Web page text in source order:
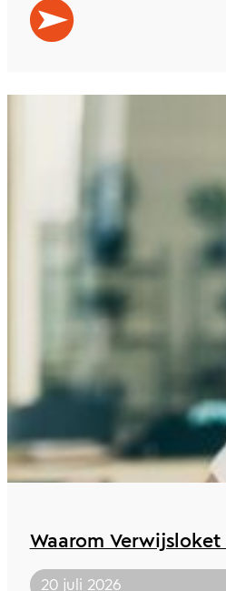
Waarom
20 juli 2026